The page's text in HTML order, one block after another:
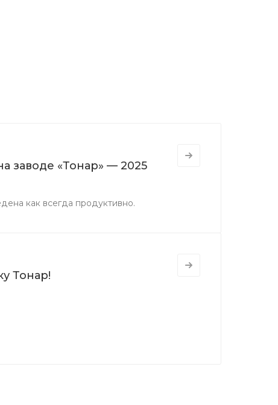
заводе «Тонар» — 2025
как всегда продуктивно.
Тонар!